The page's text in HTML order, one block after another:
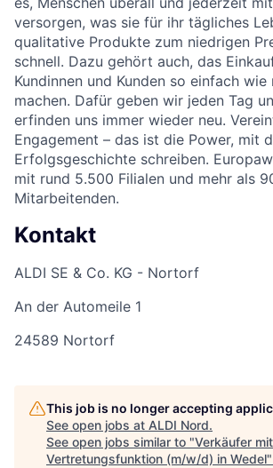
versorgen, was sie für ihr tägliches
qualitative Produkte zum niedrigen
schnell. Dazu gehört auch, das
Kundinnen und Kunden so einfach
machen. Dafür geben wir jeden Tag
erfinden uns immer wieder neu.
Engagement – das ist die Power, mit
Erfolgsgeschichte schreiben.
mit rund 5.500 Filialen und mehr als
Mitarbeitenden.
Kontakt
ALDI SE & Co. KG - Nortorf
An der Automeile 1
24589 Nortorf
This job is no longer accepting
See open jobs at ALDI Nord.
See open jobs similar to "Verkäufer mit
Vertretungsfunktion (m/w/d) in Wedel"